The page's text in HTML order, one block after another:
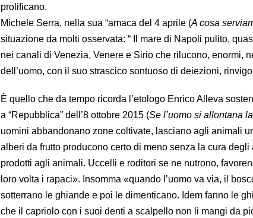
prolificano.
Michele Serra, nella sua “amaca del 4 aprile (A cosa
situazione da molti osservata: “ Il mare di Napoli pulito,
nei canali di Venezia, Venere e Sirio che rilucono, enormi,
dell’uomo, con il suo strascico sontuoso di deiezioni,
È quello che da tempo ricorda l’etologo Enrico Alleva
a “Repubblica” dell’8 ottobre 2015 (Se l’uomo si allontana
uomini abbandonano zone coltivate, lasciano agli animali
alberi da frutto producono certo di meno senza la cura
prodotti agli animali. Uccelli e roditori se ne nutrono,
loro volta i rapaci». Insomma «quando l’uomo va via, il
sotterrano le ghiande e poi le dimenticano. Idem fanno le
che il capriolo con i suoi denti a scalpello non li mangi da